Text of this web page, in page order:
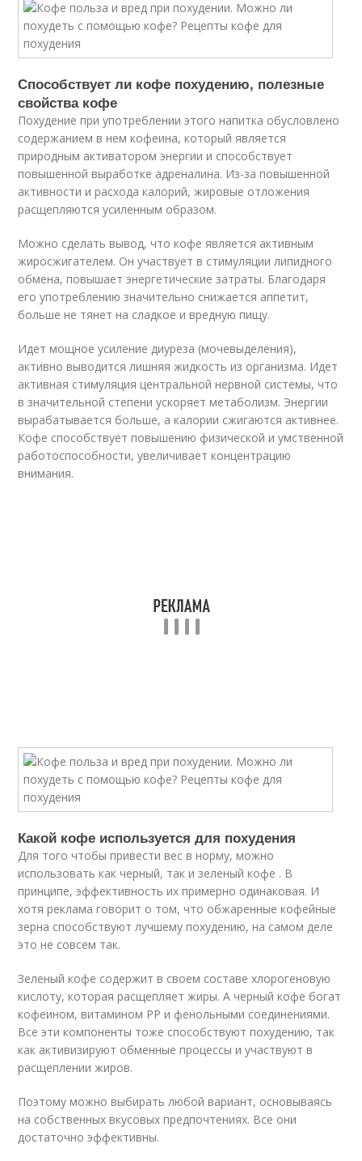
Способствует ли кофе похудению, полезные
свойства кофе
Похудение при употреблении этого напитка обусловлено
содержанием в нем кофеина, который является
природным активатором энергии и способствует
повышенной выработке адреналина. Из-за повышенной
активности и расхода калорий, жировые отложения
расщепляются усиленным образом.
Можно сделать вывод, что кофе является активным
жиросжигателем. Он участвует в стимуляции липидного
обмена, повышает энергетические затраты. Благодаря
его употреблению значительно снижается аппетит,
больше не тянет на сладкое и вредную пищу.
Идет мощное усиление диуреза (мочевыделения),
активно выводится лишняя жидкость из организма. Идет
активная стимуляция центральной нервной системы, что
в значительной степени ускоряет метаболизм. Энергии
вырабатывается больше, а калории сжигаются активнее.
Кофе способствует повышению физической и умственной
работоспособности, увеличивает концентрацию
внимания.
Какой кофе используется для похудения
Для того чтобы привести вес в норму, можно
использовать как черный, так и зеленый кофе . В
принципе, эффективность их примерно одинаковая. И
хотя реклама говорит о том, что обжаренные кофейные
зерна способствуют лучшему похудению, на самом деле
это не совсем так.
Зеленый кофе содержит в своем составе хлорогеновую
кислоту, которая расщепляет жиры. А черный кофе богат
кофеином, витамином PP и фенольными соединениями.
Все эти компоненты тоже способствуют похудению, так
как активизируют обменные процессы и участвуют в
расщеплении жиров.
Поэтому можно выбирать любой вариант, основываясь
на собственных вкусовых предпочтениях. Все они
достаточно эффективны.